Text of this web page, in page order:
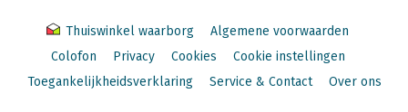
Thuiswinkel waarborg
Algemene voorwaarden
Colofon
Privacy Cookies
Cookie instellingen
Toegankelijkheidsverklaring
Service & Contact Over ons